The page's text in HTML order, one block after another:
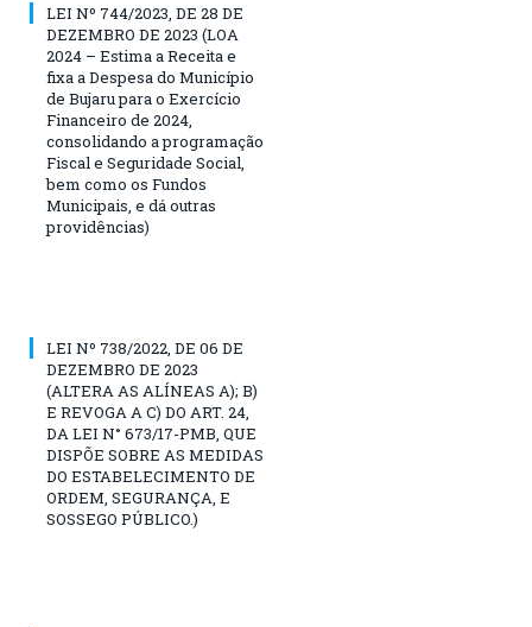
LEI Nº 744/2023, DE 28 DE
DEZEMBRO DE 2023 (LOA
2024 – Estima a Receita e
fixa a Despesa do Município
de Bujaru para o Exercício
Financeiro de 2024,
consolidando a programação
Fiscal e Seguridade Social,
bem como os Fundos
Municipais, e dá outras
providências)
LEI Nº 738/2022, DE 06 DE
DEZEMBRO DE 2023
(ALTERA AS ALÍNEAS A); B)
E REVOGA A C) DO ART. 24,
DA LEI N° 673/17-PMB, QUE
DISPÕE SOBRE AS MEDIDAS
DO ESTABELECIMENTO DE
ORDEM, SEGURANÇA, E
SOSSEGO PÚBLICO.)